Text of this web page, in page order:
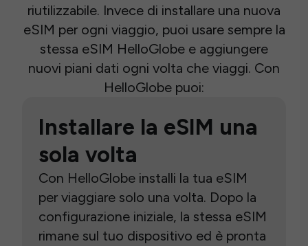
riutilizzabile. Invece di installare una nuova
eSIM per ogni viaggio, puoi usare sempre la
stessa eSIM HelloGlobe e aggiungere
nuovi piani dati ogni volta che viaggi. Con
HelloGlobe puoi:
Installare la eSIM una
sola volta
Con HelloGlobe installi la tua eSIM
per viaggiare solo una volta. Dopo la
configurazione iniziale, la stessa eSIM
rimane sul tuo dispositivo ed è pronta